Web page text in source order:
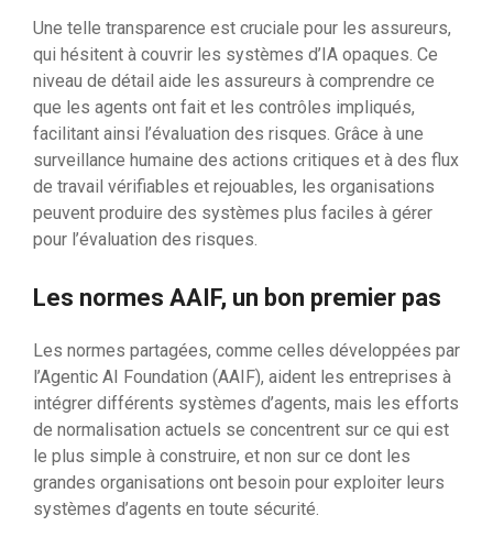
Une telle transparence est cruciale pour les assureurs,
qui hésitent à couvrir les systèmes d’IA opaques. Ce
niveau de détail aide les assureurs à comprendre ce
que les agents ont fait et les contrôles impliqués,
facilitant ainsi l’évaluation des risques. Grâce à une
surveillance humaine des actions critiques et à des flux
de travail vérifiables et rejouables, les organisations
peuvent produire des systèmes plus faciles à gérer
pour l’évaluation des risques.
Les normes AAIF, un bon premier pas
Les normes partagées, comme celles développées par
l’Agentic AI Foundation (AAIF), aident les entreprises à
intégrer différents systèmes d’agents, mais les efforts
de normalisation actuels se concentrent sur ce qui est
le plus simple à construire, et non sur ce dont les
grandes organisations ont besoin pour exploiter leurs
systèmes d’agents en toute sécurité.